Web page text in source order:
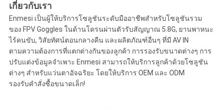
เกี่ยวกับเรา
Enmesi เป็นผู้ให้บริการโซลูชันระดับมืออาชีพสำหรับโซลูชันรวม
ของ FPV Goggles ในด้านโดรนผ่านตัวรับสัญญาณ 5.8G, ยานพาหนะ
ไร้คนขับ, วิสัยทัศน์ตอนกลางคืน และผลิตภัณฑ์อื่นๆ ที่มี AV IN
ตามความต้องการที่แตกต่างกันของลูกค้า การรองรับขนาดต่างๆ การ
ปรับแต่งข้อมูลจำเพาะ Enmesi สามารถให้บริการลูกค้าด้วยโซลูชัน
ต่างๆ สำหรับแว่นตาอัจฉริยะ โดยให้บริการ OEM และ ODM
รองรับคำสั่งซื้อขนาดเล็ก!